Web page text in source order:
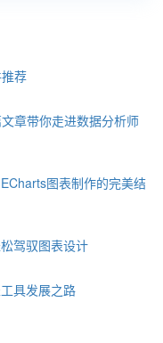
荐
章带你走进数据分析师
图表制作的完美结
驾驭图表设计
具发展之路